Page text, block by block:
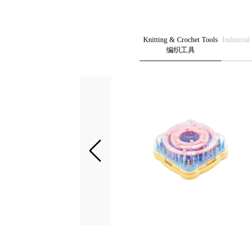
Knitting & Crochet Tools
编织工具